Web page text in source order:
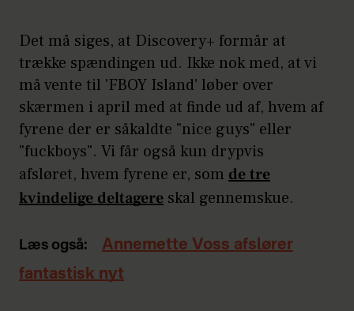
Det må siges, at Discovery+ formår at
trække spændingen ud. Ikke nok med, at vi
må vente til 'FBOY Island' løber over
skærmen i april med at finde ud af, hvem af
fyrene der er såkaldte "nice guys" eller
"fuckboys". Vi får også kun drypvis
afsløret, hvem fyrene er, som de tre
kvindelige deltagere skal gennemskue.
Læs også:
Annemette Voss afslører
fantastisk nyt